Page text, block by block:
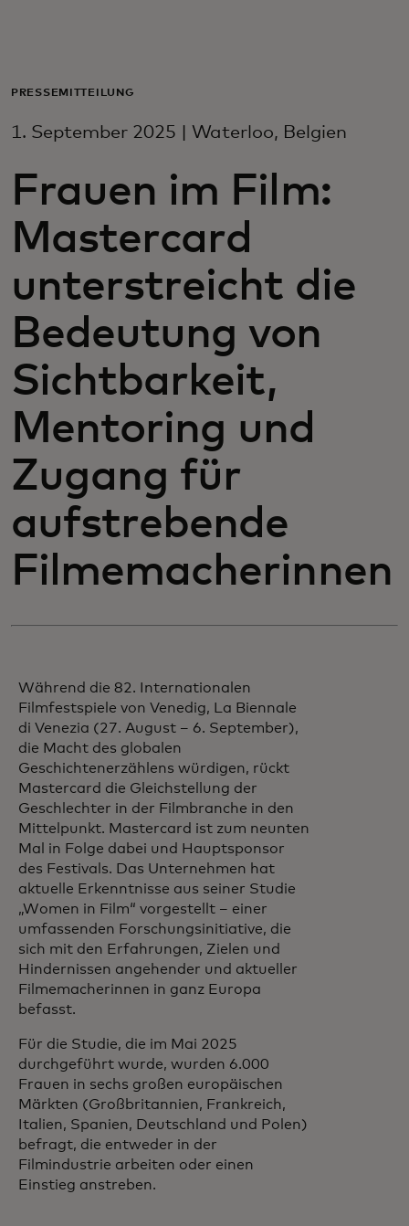
Für Unternehmen
Für Innovatoren
Neuigkeiten und Trends
PRESSEMITTEILUNG
1. September 2025 | Waterloo, Belgien
Frauen im Film:
Mastercard
unterstreicht die
Bedeutung von
Sichtbarkeit,
Mentoring und
Zugang für
aufstrebende
Filmemacherinnen
Während die 82. Internationalen
Filmfestspiele von Venedig, La Biennale
di Venezia (27. August – 6. September),
die Macht des globalen
Geschichtenerzählens würdigen, rückt
Mastercard die Gleichstellung der
Geschlechter in der Filmbranche in den
Mittelpunkt. Mastercard ist zum neunten
Mal in Folge dabei und Hauptsponsor
des Festivals. Das Unternehmen hat
aktuelle Erkenntnisse aus seiner Studie
„Women in Film“ vorgestellt – einer
umfassenden Forschungsinitiative, die
sich mit den Erfahrungen, Zielen und
Hindernissen angehender und aktueller
Filmemacherinnen in ganz Europa
befasst.
Für die Studie, die im Mai 2025
durchgeführt wurde, wurden 6.000
Frauen in sechs großen europäischen
Märkten (Großbritannien, Frankreich,
Italien, Spanien, Deutschland und Polen)
befragt, die entweder in der
Filmindustrie arbeiten oder einen
Einstieg anstreben.